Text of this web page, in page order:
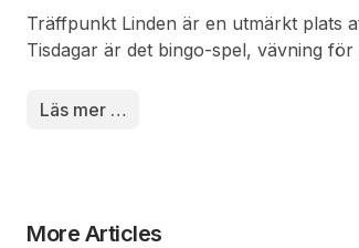
varje grupp. Pro kommer även att
6/11 där kursens innehåll är att lära
möjligheter, till exempel mobilt bank
Träffpunkt Linden är en utmärkt plats
Tisdagar är det bingo-spel, vävning
någon som kommer och håller
Läs mer …
More Articles